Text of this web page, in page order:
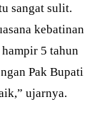
sangat sulit.
kebatinan
5 tahun
Pak Bupati
ujarnya.